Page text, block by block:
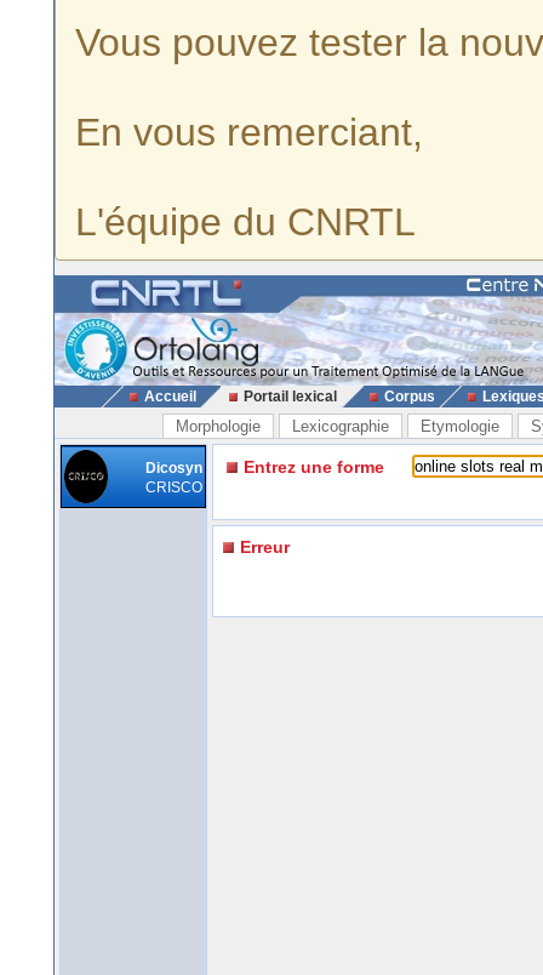
Vous pouvez tester la
En vous remerciant,
L'équipe du CNRTL
Accueil Portail lexical Corpus
Morphologie Lexicographie Etymologie
Dicosyn
CRISCO
Entrez une forme
Erreur